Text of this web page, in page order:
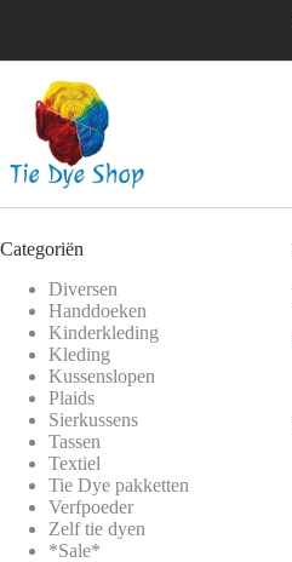
Categoriën
Diversen
Handdoeken
Kinderkleding
Kleding
Kussenslopen
Plaids
Sierkussens
Tassen
Textiel
Tie Dye pakketten
Verfpoeder
Zelf tie dyen
*Sale*